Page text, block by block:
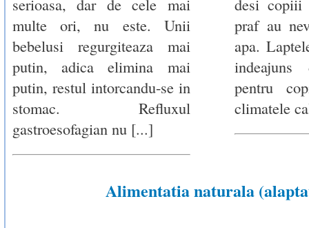
multe ori, nu este. Unii
bebelusi regurgiteaza mai
putin, adica elimina mai
putin, restul intorcandu-se in
stomac. Refluxul
gastroesofagian nu [...]
praf au
apa.
pentru
climatele
Alimentatia naturala